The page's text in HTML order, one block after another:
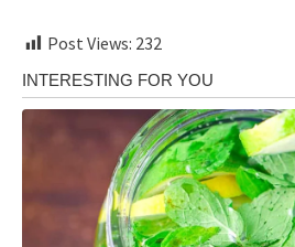
Post Views: 232